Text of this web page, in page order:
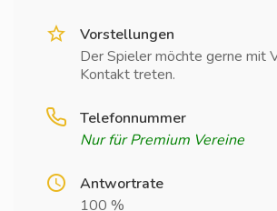
Vorstellungen
Der Spieler möchte gerne mit
Kontakt treten.
Telefonnummer
Nur für Premium Vereine
Antwortrate
100 %